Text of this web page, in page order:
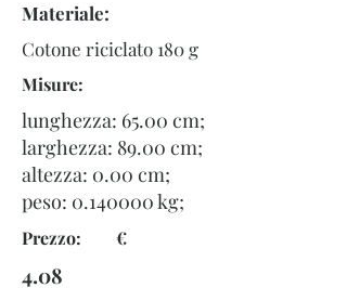
Materiale:
Cotone riciclato 180 g
Misure:
lunghezza: 65.00 cm;
larghezza: 89.00 cm;
altezza: 0.00 cm;
peso: 0.140000kg;
Prezzo: €
4.08